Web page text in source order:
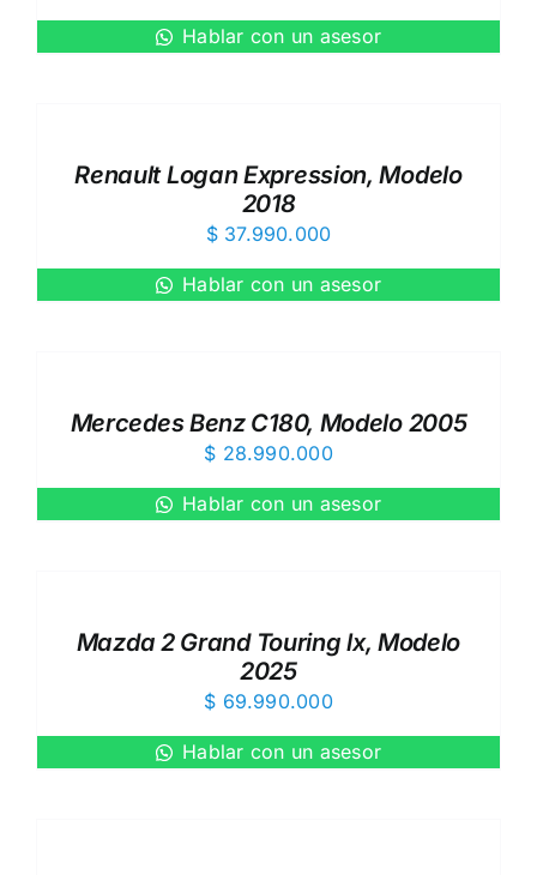
precio
original
precio
actual
Hablar con un asesor
Renault Logan Expression, Modelo
2018
$37.990.000
Hablar con un asesor
Mercedes Benz C180, Modelo 2005
$ 28.990.000
Hablar con un asesor
Mazda 2 Grand Touring lx, Modelo
2025
$ 69.990.000
Hablar con un asesor